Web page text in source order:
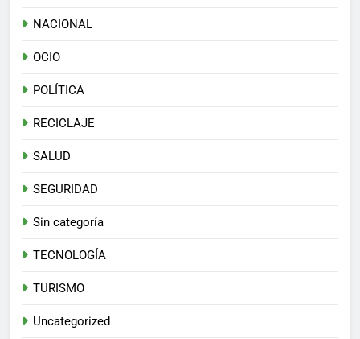
NACIONAL
OCIO
POLÍTICA
RECICLAJE
SALUD
SEGURIDAD
Sin categoría
TECNOLOGÍA
TURISMO
Uncategorized